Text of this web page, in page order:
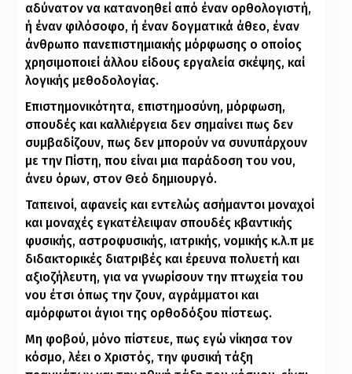
αδύνατον να κατανοηθεί από έναν ορθολογιστή,
ή έναν φιλόσοφο, ή έναν δογματικά άθεο, έναν
άνθρωπο πανεπιστημιακής μόρφωσης ο οποίος
χρησιμοποιεί άλλου είδους εργαλεία σκέψης, καί
λογικής μεθοδολογίας.
Επιστημονικότητα, επιστημοσύνη, μόρφωση,
σπουδές και καλλιέργεια δεν σημαίνει πως δεν
συμβαδίζουν, πως δεν μπορούν να συνυπάρχουν
με την Πίστη, που είναι μια παράδοση του νου,
άνευ όρων, στον Θεό δημιουργό.
Ταπεινοί, αφανείς και εντελώς ασήμαντοι μοναχοί
και μοναχές εγκατέλειψαν σπουδές κβαντικής
φυσικής, αστροφυσικής, ιατρικής, νομικής κ.λ.π με
διδακτορικές διατριβές και έρευνα πολυετή και
αξιοζήλευτη, για να γνωρίσουν την πτωχεία του
νου έτσι όπως την ζουν, αγράμματοι και
αμόρφωτοι άγιοι της ορθοδόξου πίστεως.
Μη φοβού, μόνο πίστευε, πως εγώ νίκησα τον
κόσμο, λέει ο Χριστός, την φυσική τάξη